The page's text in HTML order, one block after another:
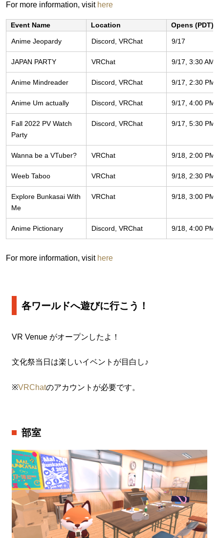
For more information, visit here
Event Name Location Opens (PDT)
Anime Jeopardy Discord, VRChat 9/17
JAPAN PARTY VRChat 9/17, 3:30 AM
Anime Mindreader Discord, VRChat 9/17, 2:30 PM
Anime Um actually Discord, VRChat 9/17, 4:00 PM
Fall 2022 PV Watch
Party
Discord, VRChat 9/17, 5:30 PM
Wanna be a VTuber? VRChat 9/18, 2:00 PM
Weeb Taboo VRChat 9/18, 2:30 PM
Explore Bunkasai With
Me
VRChat 9/18, 3:00 PM
Anime Pictionary Discord, VRChat 9/18, 4:00 PM
For more information, visit here
各ワールドへ遊びに行こう！
VR Venue がオープンしたよ！
文化祭当日は楽しいイベントが目白し♪
※VRChatのアカウントが必要です。
部室